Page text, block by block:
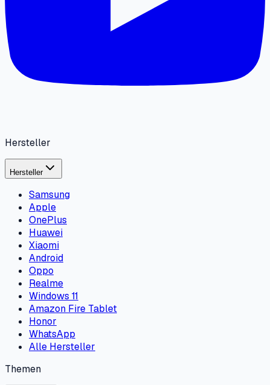
Hersteller
Hersteller
Samsung
Apple
OnePlus
Huawei
Xiaomi
Android
Oppo
Realme
Windows 11
Amazon Fire Tablet
Honor
WhatsApp
Alle Hersteller
Themen